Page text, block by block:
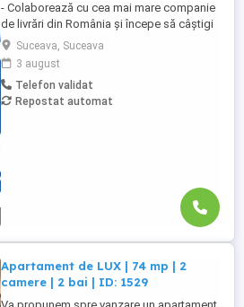
- Colaborează cu cea mai mare companie
de livrări din România și începe să câștigi
rapid! - Cerințe: Minim 18 ani Mijloc de
transport propriu (mașină, scuter,
motocicletă sau bicicletă) Telefon mobil
cu acces la internet - Ce oferim: Plată
săptămânală, fără întârzieri Bonusuri
Suceava, Suceava
3 august
Telefon validat
Repostat automat
Apartament de LUX | 74 mp | 2
camere | 2 bai | ID: 1529